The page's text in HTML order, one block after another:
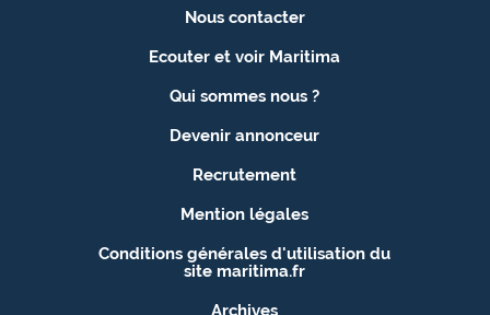
Nous contacter
Ecouter et voir Maritima
Qui sommes nous ?
Devenir annonceur
Recrutement
Mention légales
Conditions générales d'utilisation du
site maritima.fr
Archives